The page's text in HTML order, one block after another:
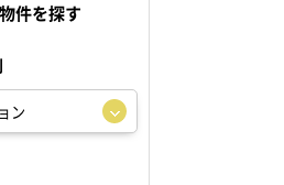
物件を探す